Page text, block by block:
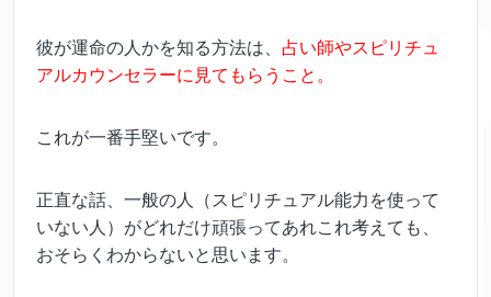
彼が運命の人かを知る方法は、 占い師やスピリチュ
アルカウンセラーに見てもらうこと。
これが一番手堅いです。
正直な話、一般の人（スピリチュアル能力を使って
いない人）がどれだけ頑張ってあれこれ考えても、
おそらくわからないと思います。